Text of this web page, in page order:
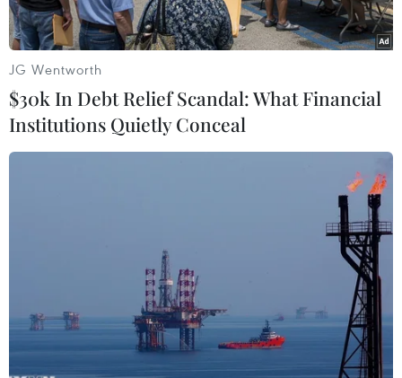
Một em bé vui sướng khi được vui chơi trên phố đi bộ Hồ
Gươm, Hoàn Kiếm, Hà Nội. (Ảnh: Hoàng Hiếu/TTXVN)
JG Wentworth
$30k In Debt Relief Scandal: What Financial
Institutions Quietly Conceal